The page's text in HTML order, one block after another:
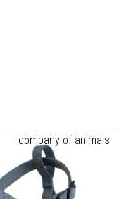
company of animals